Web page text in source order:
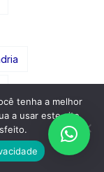
tenha a melhor
a usar este site,